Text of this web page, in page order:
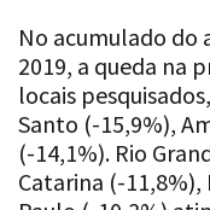
No acumulado do
2019, a queda na
locais
Santo (-15,9%),
(-14,1%). Rio
Catarina (-11,8%),